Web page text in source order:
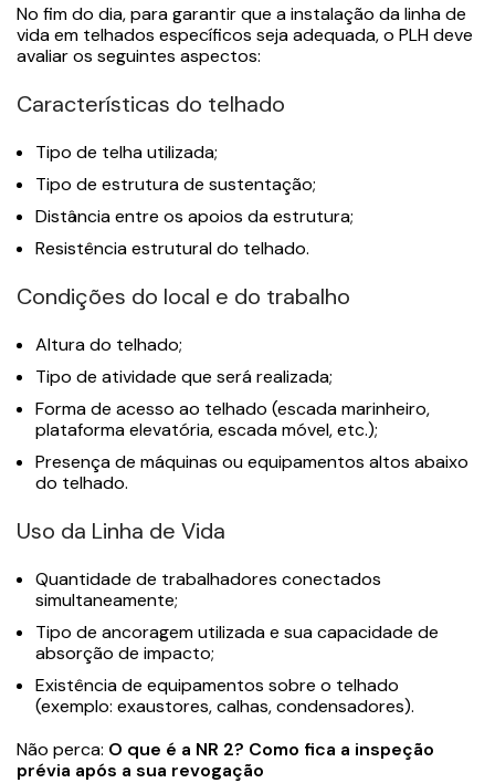
No fim do dia, para garantir que a instalação da linha de
vida em telhados específicos seja adequada, o PLH deve
avaliar os seguintes aspectos:
Características do telhado
Tipo de telha utilizada;
Tipo de estrutura de sustentação;
Distância entre os apoios da estrutura;
Resistência estrutural do telhado.
Condições do local e do trabalho
Altura do telhado;
Tipo de atividade que será realizada;
Forma de acesso ao telhado (escada marinheiro,
plataforma elevatória, escada móvel, etc.);
Presença de máquinas ou equipamentos altos abaixo
do telhado.
Uso da Linha de Vida
Quantidade de trabalhadores conectados
simultaneamente;
Tipo de ancoragem utilizada e sua capacidade de
absorção de impacto;
Existência de equipamentos sobre o telhado
(exemplo: exaustores, calhas, condensadores).
Não perca: O que é a NR 2? Como fica a inspeção
prévia após a sua revogação